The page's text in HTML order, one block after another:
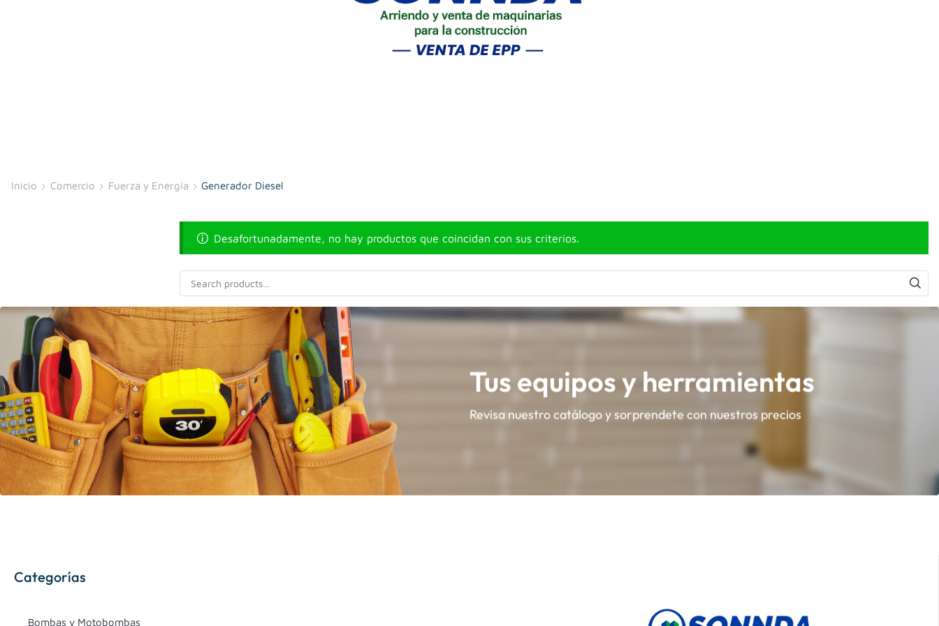
Inicio Comercio Fuerza y Energía Generador Diesel
Desafortunadamente, no hay productos que coincidan con sus criterios.
Tus equipos y herramientas
Revisa nuestro catálogo y sorprendete con nuestros precios
Categorías
Bombas y Motobombas